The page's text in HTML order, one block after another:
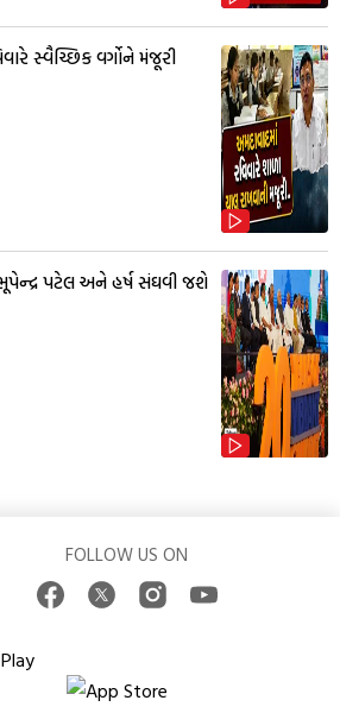
સ્વૈચ્છિક વર્ગોને મંજૂરી
પટેલ અને હર્ષ સંઘવી જશે
FOLLOW US ON